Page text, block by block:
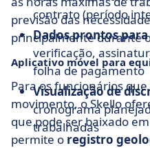
contrato (período
Dados prontos
verificação,
folha de pagamento
Visualização de
cronograma
trabalhadas
previsão das
principalmente durante
Aplicativo móvel para
Para os funcionários
movimento, o Skello
que pode ser baixado
permite o registro